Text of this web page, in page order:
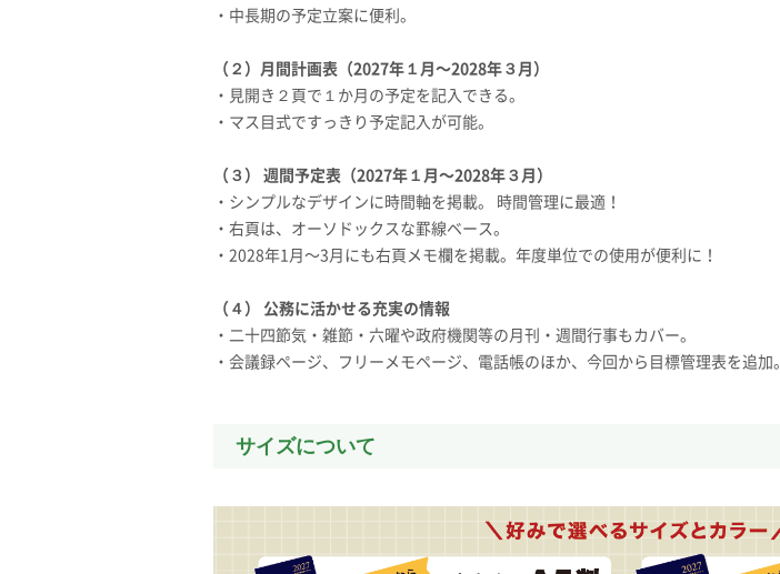
・中長期の予定立案に便利。
（２）月間計画表（2027年１月〜2028年３月）
・見開き２頁で１か月の予定を記入できる。
・マス目式ですっきり予定記入が可能。
（３） 週間予定表（2027年１月〜2028年３月）
・シンプルなデザインに時間軸を掲載。 時間管理に最適！
・右頁は、オーソドックスな罫線ベース。
・2028年1月〜3月にも右頁メモ欄を掲載。年度単位での使用が便利に！
（４） 公務に活かせる充実の情報
・二十四節気・雑節・六曜や政府機関等の月刊・週間行事もカバー。
・会議録ページ、フリーメモページ、電話帳のほか、今回から目標管理表を追加。
サイズについて